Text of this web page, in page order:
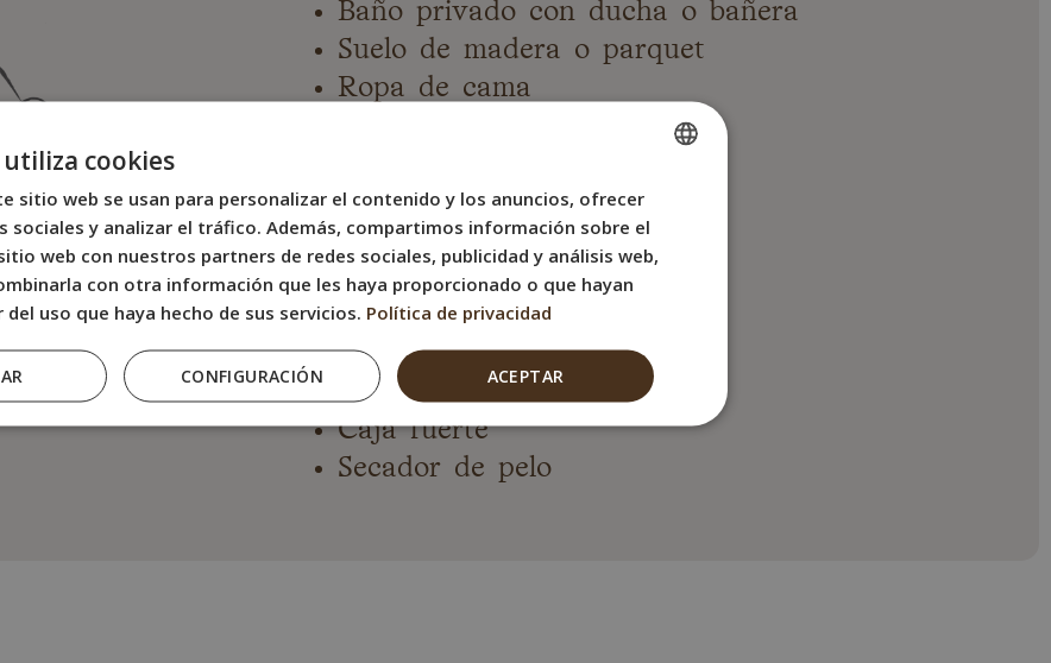
Baño privado con ducha o bañera
Suelo de madera o parquet
Ropa de cama
Canal via satélite
Calefacción
Minibar
Hervidor eléctrico
Armario
Perchero
Caja fuerte
Secador de pelo
SPANISH
ENGLISH
GERMAN
cookies
sitio web se usan para personalizar el contenido y los anuncios, ofrecer
sociales y analizar el tráfico. Además, compartimos información sobre el
web con nuestros partners de redes sociales, publicidad y análisis web,
con otra información que les haya proporcionado o que hayan
uso que haya hecho de sus servicios. Política de privacidad
ACEPTAR
CONFIGURACIÓN